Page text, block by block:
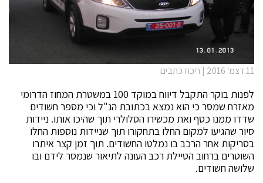
11 דצמ' 2016 | ריכוז כתבים
לפנות בוקר התקבל דיווח במוקד 100 במשטרת המחוז הדרומי
מאזרח שמסר כי הוא נמצא בכתובת הנ"ל וכי מספר חשודים
שדדו ממנו כסף ואת מכשירו הסלולרי תוך שהיכו אותו. ניידות
סיור שהגיעו למקום החלו בתחקורו תוך שניידות נוספות החלו
בסריקות אחר הרכב בו נמלטו החשודים. תוך זמן קצר איתרו
השוטרים ברחוב הטיילת רכב העונה לתיאור שנמסר לידם ובו
שלושה חשודים.